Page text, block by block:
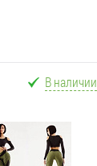
В наличии